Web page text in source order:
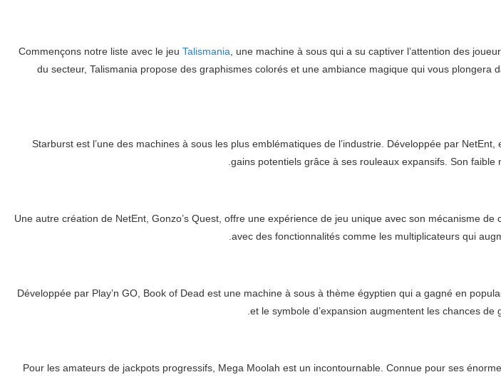
Commençons notre liste avec le jeu Talismania , une machine à sous qui a su captiver l’attention des
du secteur, Talismania propose des graphismes colorés et une ambiance magique qui vous
Starburst est l’une des machines à sous les plus emblématiques de l’industrie. Développée par
gains potentiels grâce à ses rouleaux expansifs. Son
Une autre création de NetEnt, Gonzo’s Quest, offre une expérience de jeu unique avec son mécanisme
avec des fonctionnalités comme les multiplicateurs qui
Développée par Play’n GO, Book of Dead est une machine à sous à thème égyptien qui a gagné en
et le symbole d’expansion augmentent les chances
Pour les amateurs de jackpots progressifs, Mega Moolah est un incontournable. Connue pour ses